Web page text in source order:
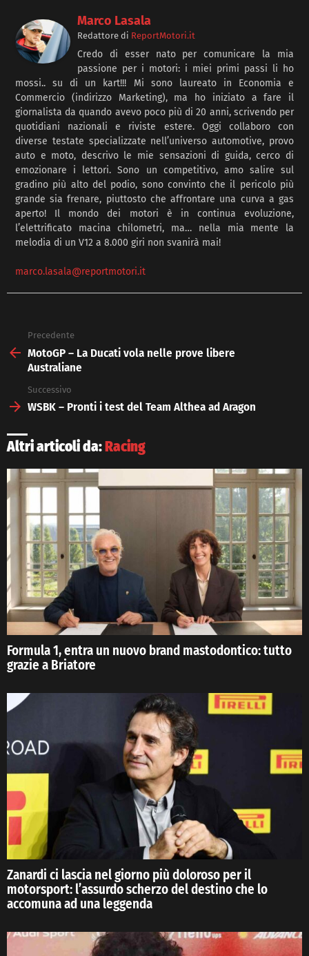
Marco Lasala
Redattore di ReportMotori.it
Credo di esser nato per comunicare la mia
passione per i motori: i miei primi passi li ho
mossi.. su di un kart!!! Mi sono laureato in Economia e
Commercio (indirizzo Marketing), ma ho iniziato a fare il
giornalista da quando avevo poco più di 20 anni, scrivendo per
quotidiani nazionali e riviste estere. Oggi collaboro con
diverse testate specializzate nell’universo automotive, provo
auto e moto, descrivo le mie sensazioni di guida, cerco di
emozionare i lettori. Sono un competitivo, amo salire sul
gradino più alto del podio, sono convinto che il pericolo più
grande sia frenare, piuttosto che affrontare una curva a gas
aperto! Il mondo dei motori è in continua evoluzione,
l’elettrificato macina chilometri, ma… nella mia mente la
melodia di un V12 a 8.000 giri non svanirà mai!
marco.lasala@reportmotori.it
more
Precedente
MotoGP – La Ducati vola nelle prove libere
Australiane
Successivo
WSBK – Pronti i test del Team Althea ad Aragon
Altri articoli da:Racing
Formula 1, entra un nuovo brand mastodontico: tutto
grazie a Briatore
Zanardi ci lascia nel giorno più doloroso per il
motorsport: l’assurdo scherzo del destino che lo
accomuna ad una leggenda